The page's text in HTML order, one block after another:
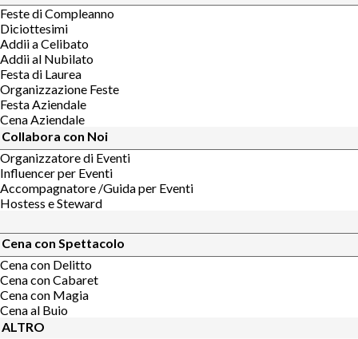
Feste di Compleanno
Diciottesimi
Addii a Celibato
Addii al Nubilato
Festa di Laurea
Organizzazione Feste
Festa Aziendale
Cena Aziendale
Collabora con Noi
Organizzatore di Eventi
Influencer per Eventi
Accompagnatore /Guida per Eventi
Hostess e Steward
Cena con Spettacolo
Cena con Delitto
Cena con Cabaret
Cena con Magia
Cena al Buio
ALTRO